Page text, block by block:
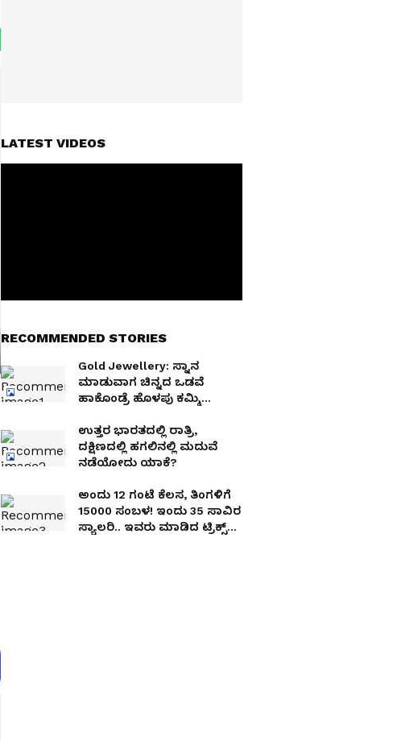
LATEST VIDEOS
RECOMMENDED STORIES
Gold Jewellery: ಸ್ನಾನ
ಮಾಡುವಾಗ ಚಿನ್ನದ ಒಡವೆ
ಹಾಕೊಂಡ್ರೆ ಹೊಳಪು ಕಮ್ಮಿ
ಉತ್ತರ ಭಾರತದಲ್ಲಿ ರಾತ್ರಿ,
ದಕ್ಷಿಣದಲ್ಲಿ ಹಗಲಿನಲ್ಲಿ ಮದುವೆ
ನಡೆಯೋದು ಯಾಕೆ?
ಅಂದು 12 ಗಂಟೆ ಕೆಲಸ, ತಿಂಗಳಿಗೆ
15000 ಸಂಬಳ! ಇಂದು 35 ಸಾವಿರ
ಸ್ಯಾಲರಿ.. ಇವರು ಮಾಡಿದ ಟ್ರಿಕ್ಸ್